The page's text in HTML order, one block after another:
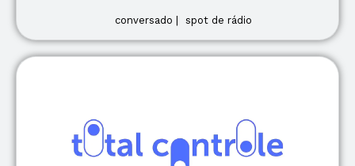
conversado | spot de rádio